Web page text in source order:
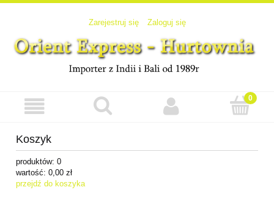
Zarejestruj się Zaloguj się
Koszyk
produktów: 0
wartość: 0,00 zł
przejdź do koszyka